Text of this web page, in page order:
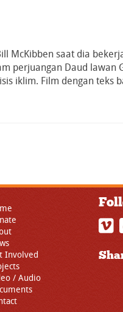
McKibben saat dia
perjuangan Daud lawan
iklim. Film dengan teks
Involved
/ Audio